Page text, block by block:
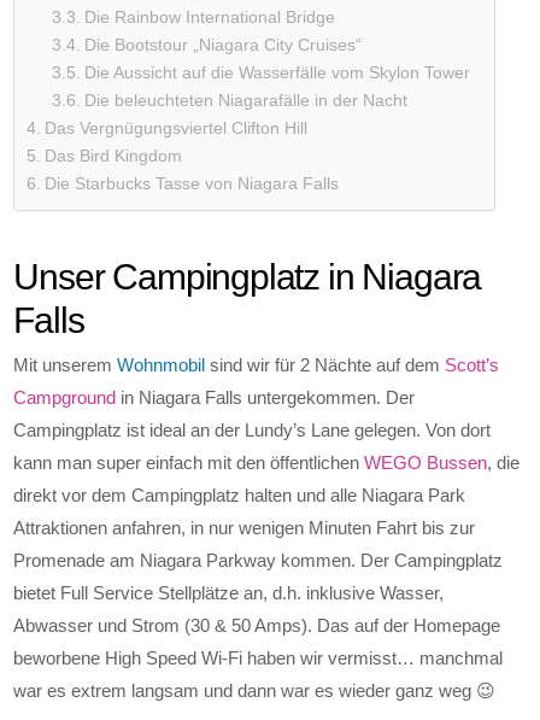
Die Rainbow International Bridge
Die Bootstour „Niagara City Cruises“
Die Aussicht auf die Wasserfälle vom Skylon Tower
Die beleuchteten Niagarafälle in der Nacht
Das Vergnügungsviertel Clifton Hill
Das Bird Kingdom
Die Starbucks Tasse von Niagara Falls
Unser Campingplatz in Niagara
Falls
Mit unseremWohnmobil sind wir für 2 Nächte auf dem Scott’s
Campground in Niagara Falls untergekommen. Der
Campingplatz ist ideal an der Lundy’s Lane gelegen. Von dort
kann man super einfach mit den öffentlichenWEGO Bussen, die
direkt vor dem Campingplatz halten und alle Niagara Park
Attraktionen anfahren, in nur wenigen Minuten Fahrt bis zur
Promenade am Niagara Parkway kommen. Der Campingplatz
bietet Full Service Stellplätze an, d.h. inklusive Wasser,
Abwasser und Strom (30 & 50 Amps). Das auf der Homepage
beworbene High Speed Wi-Fi haben wir vermisst… manchmal
war es extrem langsam und dann war es wieder ganz weg 😉